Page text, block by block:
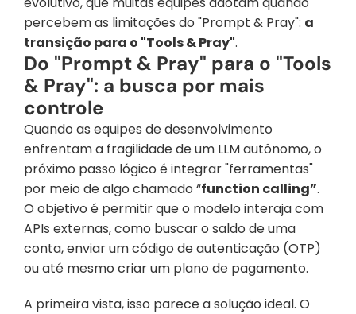
percebem as limitações do "Prompt & Pray": a
transição para o "Tools & Pray".
Do "Prompt & Pray" para o "Tools
& Pray": a busca por mais
controle
Quando as equipes de desenvolvimento
enfrentam a fragilidade de um LLM autônomo, o
próximo passo lógico é integrar "ferramentas"
por meio de algo chamado “function calling”.
O objetivo é permitir que o modelo interaja com
APIs externas, como buscar o saldo de uma
conta, enviar um código de autenticação (OTP)
ou até mesmo criar um plano de pagamento.
A primeira vista, isso parece a solução ideal. O